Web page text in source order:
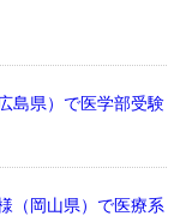
島県）で医学部受験
（岡山県）で医療系